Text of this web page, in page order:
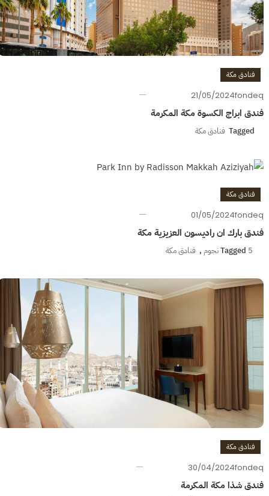
فنادق مكة
21/05/2024fondeq
فندق ابراج الكسوة مكة المكرمة
Tagged فنادق مكة
فنادق مكة
01/05/2024fondeq
فندق بارك ان راديسون العزيزية مكة
Tagged 5 نجوم , فنادق مكة
فنادق مكة
30/04/2024fondeq
فندق شذا مكة المكرمة